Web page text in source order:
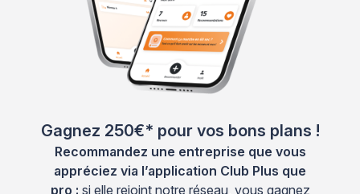
Gagnez 250€* pour vos bons plans !
Recommandez une entreprise que vous
appréciez via l’application Club Plus que
pro : si elle rejoint notre réseau, vous gagnez